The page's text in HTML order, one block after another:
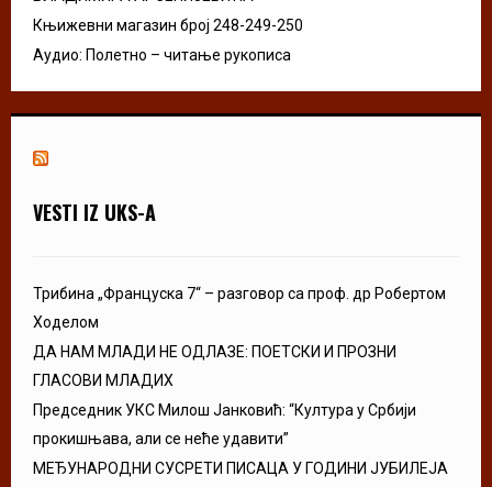
Књижевни магазин број 248-249-250
Аудио: Полетно – читање рукописа
VESTI IZ UKS-A
Трибина „Француска 7“ – разговор са проф. др Робертом
Ходелом
ДА НАМ МЛАДИ НЕ ОДЛАЗЕ: ПОЕТСКИ И ПРОЗНИ
ГЛАСОВИ МЛАДИХ
Председник УКС Милош Јанковић: “Култура у Србији
прокишњава, али се неће удавити”
МЕЂУНАРОДНИ СУСРЕТИ ПИСАЦА У ГОДИНИ ЈУБИЛЕЈА